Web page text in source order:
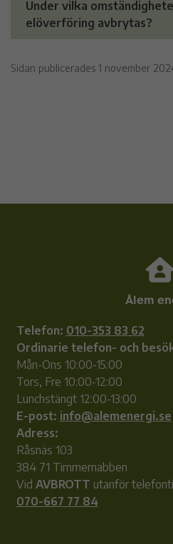
Under vilka
elöverföring avbrytas?
Sidan publicerades 1 november
Ålem
Telefon: 010-353 83 62
Ordinarie telefon- och
Mån-Ons 10:00-15:00
Tors, Fre 10:00-12:00
Lunchstängt 12:00-13:00
E-post: info@alemenergi.se
Adress:
Råsnäs 103
384 71 Timmernabben
Vid AVBROTT utanför
070-667 77 84